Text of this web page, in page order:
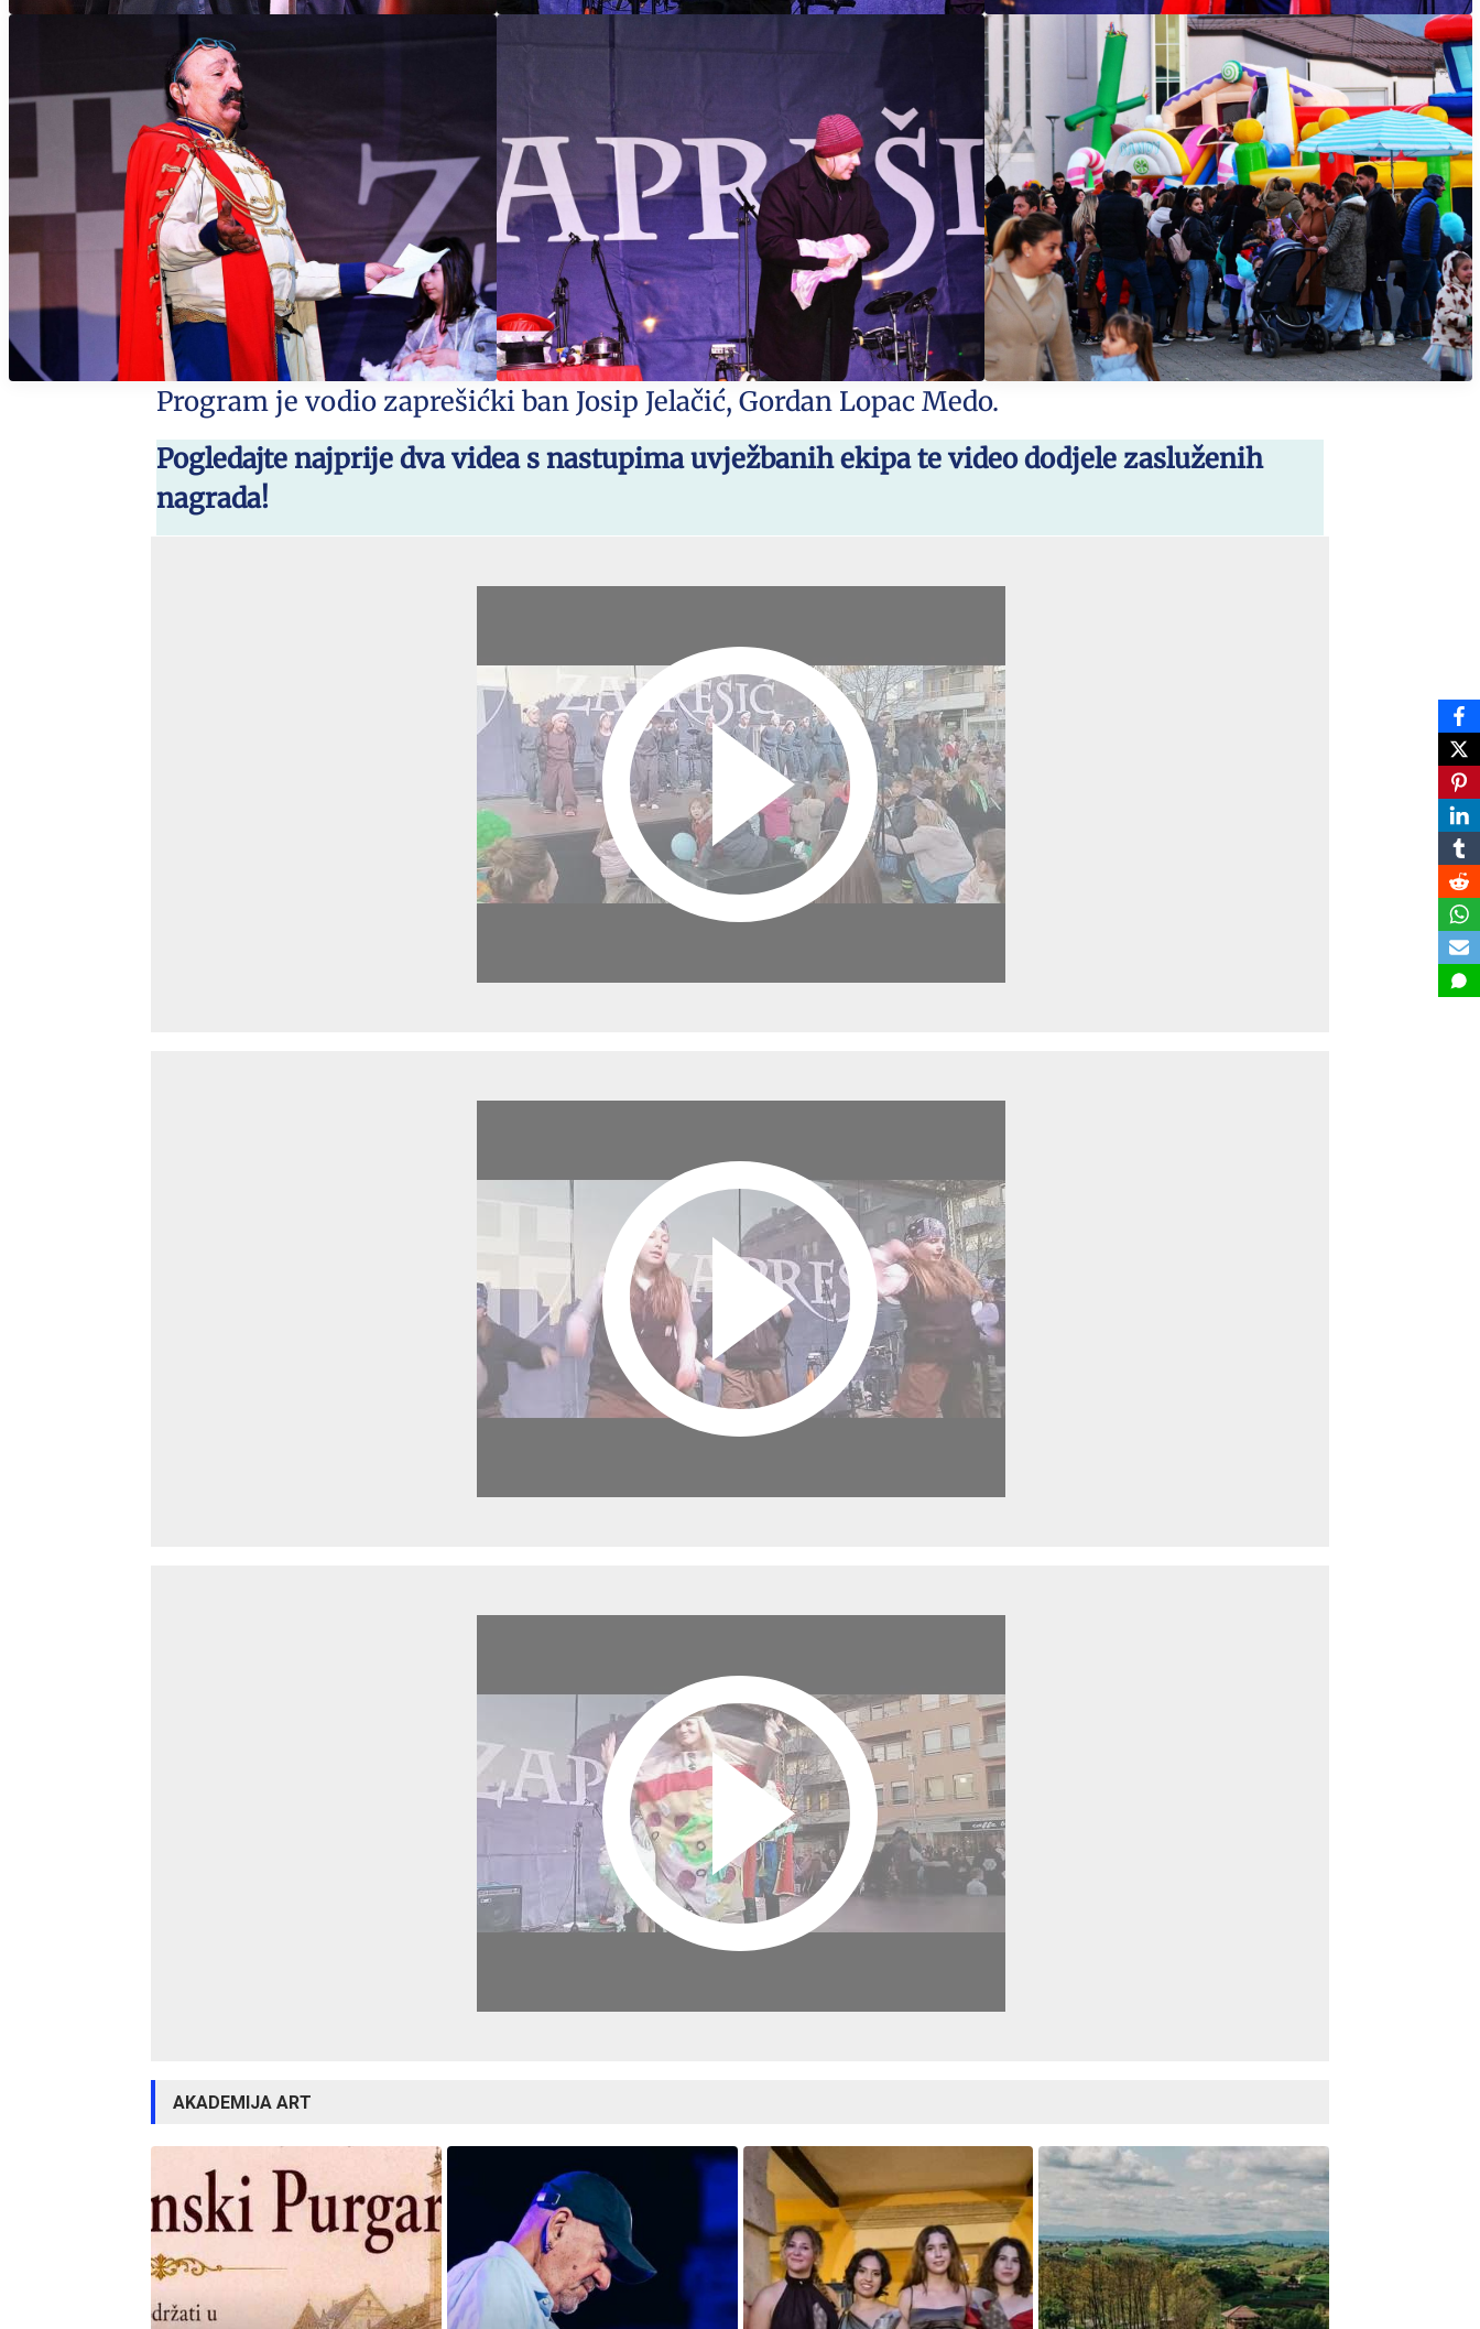
Program je vodio zaprešićki ban Josip Jelačić, Gordan Lopac Medo.
Pogledajte najprije dva videa s nastupima uvježbanih ekipa te video dodjele zasluženih
nagrada!
AKADEMIJA ART